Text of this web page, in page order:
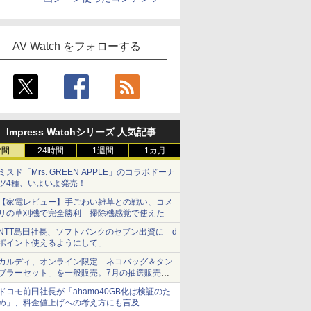
AV Watch をフォローする
Impress Watchシリーズ 人気記事
24時間 1週間 1カ月
スド「Mrs. GREEN APPLE」のコラボドーナ
4種、いよいよ発売！
家電レビュー】手ごわい雑草との戦い、コメ
の草刈機で完全勝利 掃除機感覚で使えた
島田社長、ソフトバンクのセブン出資に「d
イント使えるようにして」
ルディ、オンライン限定「ネコバッグ＆タン
ラーセット」を一般販売。7月の抽選販売の
選無効分
コモ前田社長が「ahamo40GB化は検証のた
」、料金値上げへの考え方にも言及